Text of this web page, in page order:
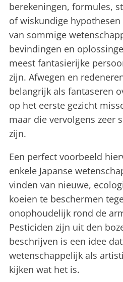
berekeningen, formules,
of wiskundige hypothesen
van sommige
bevindingen en
meest fantasierijke
zijn. Afwegen en
belangrijk als fantaseren
op het eerste gezicht
maar die vervolgens zeer
zijn.
Een perfect voorbeeld
enkele Japanse
vinden van nieuwe,
koeien te beschermen
onophoudelijk rond de
Pesticiden zijn uit den
beschrijven is een idee
wetenschappelijk als
kijken wat het is.